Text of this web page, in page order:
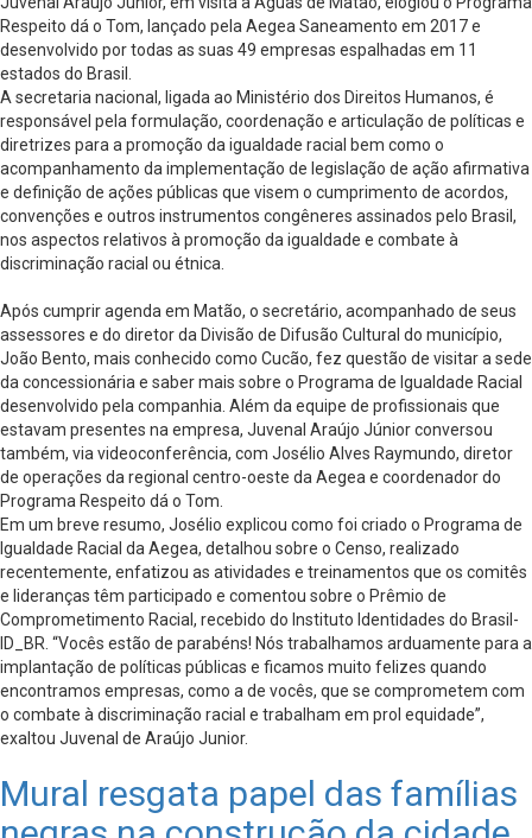
Respeito dá o Tom, lançado pela Aegea Saneamento em 2017 e
desenvolvido por todas as suas 49 empresas espalhadas em 11
estados do Brasil.
A secretaria nacional, ligada ao Ministério dos Direitos Humanos, é
responsável pela formulação, coordenação e articulação de políticas e
diretrizes para a promoção da igualdade racial bem como o
acompanhamento da implementação de legislação de ação afirmativa
e definição de ações públicas que visem o cumprimento de acordos,
convenções e outros instrumentos congêneres assinados pelo Brasil,
nos aspectos relativos à promoção da igualdade e combate à
discriminação racial ou étnica.
Após cumprir agenda em Matão, o secretário, acompanhado de seus
assessores e do diretor da Divisão de Difusão Cultural do município,
João Bento, mais conhecido como Cucão, fez questão de visitar a sede
da concessionária e saber mais sobre o Programa de Igualdade Racial
desenvolvido pela companhia. Além da equipe de profissionais que
estavam presentes na empresa, Juvenal Araújo Júnior conversou
também, via videoconferência, com Josélio Alves Raymundo, diretor
de operações da regional centro-oeste da Aegea e coordenador do
Programa Respeito dá o Tom.
Em um breve resumo, Josélio explicou como foi criado o Programa de
Igualdade Racial da Aegea, detalhou sobre o Censo, realizado
recentemente, enfatizou as atividades e treinamentos que os comitês
e lideranças têm participado e comentou sobre o Prêmio de
Comprometimento Racial, recebido do Instituto Identidades do Brasil-
ID_BR. “Vocês estão de parabéns! Nós trabalhamos arduamente para a
implantação de políticas públicas e ficamos muito felizes quando
encontramos empresas, como a de vocês, que se comprometem com
o combate à discriminação racial e trabalham em prol equidade”,
exaltou Juvenal de Araújo Junior.
Mural resgata papel das famílias